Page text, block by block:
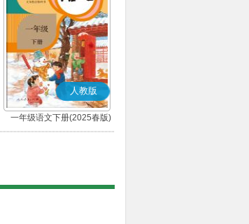
人教版
一年级语文下册(2025春版)
(部编版)